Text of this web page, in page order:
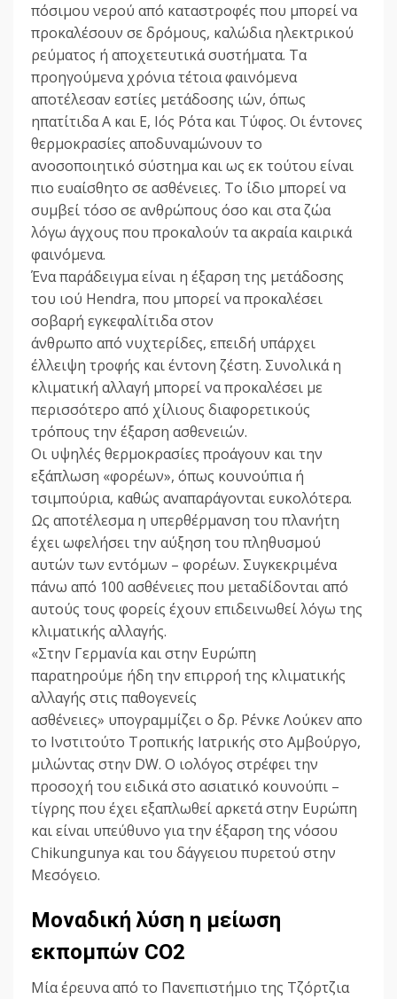
πόσιμου νερού από καταστροφές που μπορεί να
προκαλέσουν σε δρόμους, καλώδια ηλεκτρικού
ρεύματος ή αποχετευτικά συστήματα. Τα
προηγούμενα χρόνια τέτοια φαινόμενα
αποτέλεσαν εστίες μετάδοσης ιών, όπως
ηπατίτιδα Α και Ε, Ιός Ρότα και Τύφος. Οι έντονες
θερμοκρασίες αποδυναμώνουν το
ανοσοποιητικό σύστημα και ως εκ τούτου είναι
πιο ευαίσθητο σε ασθένειες. Το ίδιο μπορεί να
συμβεί τόσο σε ανθρώπους όσο και στα ζώα
λόγω άγχους που προκαλούν τα ακραία καιρικά
φαινόμενα.
Ένα παράδειγμα είναι η έξαρση της μετάδοσης
του ιού Hendra, που μπορεί να προκαλέσει
σοβαρή εγκεφαλίτιδα στον
άνθρωπο από νυχτερίδες, επειδή υπάρχει
έλλειψη τροφής και έντονη ζέστη. Συνολικά η
κλιματική αλλαγή μπορεί να προκαλέσει με
περισσότερο από χίλιους διαφορετικούς
τρόπους την έξαρση ασθενειών.
Οι υψηλές θερμοκρασίες προάγουν και την
εξάπλωση «φορέων», όπως κουνούπια ή
τσιμπούρια, καθώς αναπαράγονται ευκολότερα.
Ως αποτέλεσμα η υπερθέρμανση του πλανήτη
έχει ωφελήσει την αύξηση του πληθυσμού
αυτών των εντόμων – φορέων. Συγκεκριμένα
πάνω από 100 ασθένειες που μεταδίδονται από
αυτούς τους φορείς έχουν επιδεινωθεί λόγω της
κλιματικής αλλαγής.
«Στην Γερμανία και στην Ευρώπη
παρατηρούμε ήδη την επιρροή της κλιματικής
αλλαγής στις παθογενείς
ασθένειες» υπογραμμίζει ο δρ. Ρένκε Λούκεν απο
το Ινστιτούτο Τροπικής Ιατρικής στο Αμβούργο,
μιλώντας στην DW. Ο ιολόγος στρέφει την
προσοχή του ειδικά στο ασιατικό κουνούπι –
τίγρης που έχει εξαπλωθεί αρκετά στην Ευρώπη
και είναι υπεύθυνο για την έξαρση της νόσου
Chikungunya και του δάγγειου πυρετού στην
Μεσόγειο.
Μοναδική λύση η μείωση
εκπομπών CO2
Μία έρευνα από το Πανεπιστήμιο της Τζόρτζια